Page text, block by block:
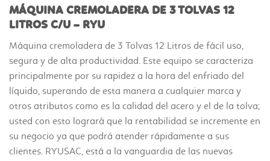
MÁQUINA CREMOLADERA DE 3 TOLVAS 12
LITROS C/U – RYU
Máquina cremoladera de 3 Tolvas 12 Litros de fácil uso,
segura y de alta productividad. Este equipo se caracteriza
principalmente por su rapidez a la hora del enfriado del
líquido, superando de esta manera a cualquier marca y
otros atributos como es la calidad del acero y el de la tolva;
usted con esto logrará que la rentabilidad se incremente en
su negocio ya que podrá atender rápidamente a sus
clientes. RYUSAC, está a la vanguardia de las nuevas